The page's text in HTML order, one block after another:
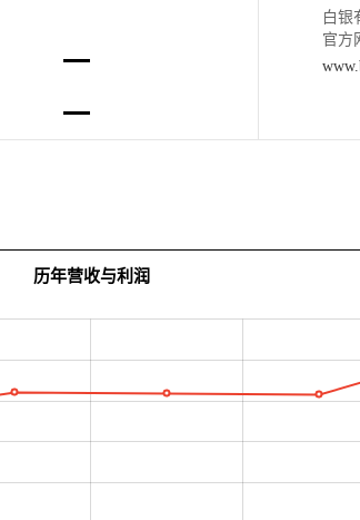
白银
官方
历年营收与利润